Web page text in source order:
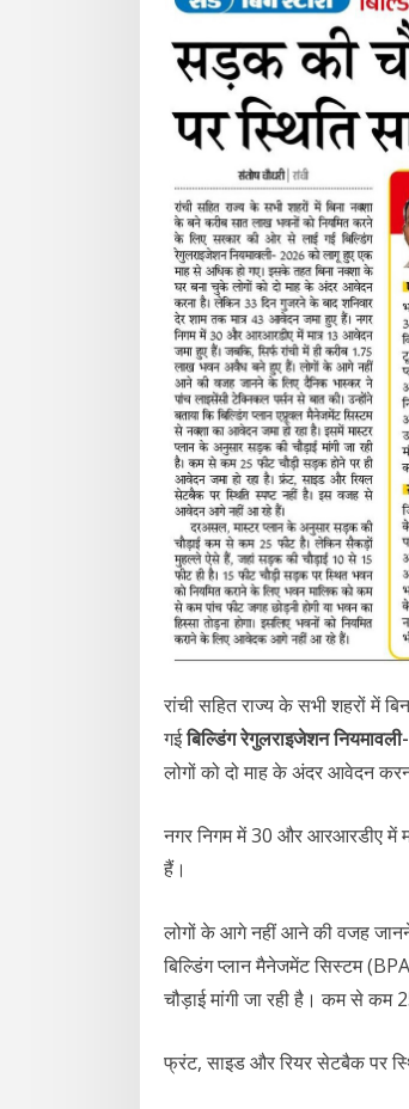
रांची सहित राज्य के सभी शहरों में
गईबिल्डिंग रेगुलराइजेशन
लोगों को दो माह के अंदर आवेदन
नगर निगम में 30 और आरआरडीए में
हैं।
लोगों के आगे नहीं आने की वजह
बिल्डिंग प्लान मैनेजमेंट सिस्टम
चौड़ाई मांगी जा रही है। कम से कम
फ्रंट, साइड और रियर सेटबैक पर